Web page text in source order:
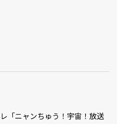
「ニャンちゅう！宇宙！放送